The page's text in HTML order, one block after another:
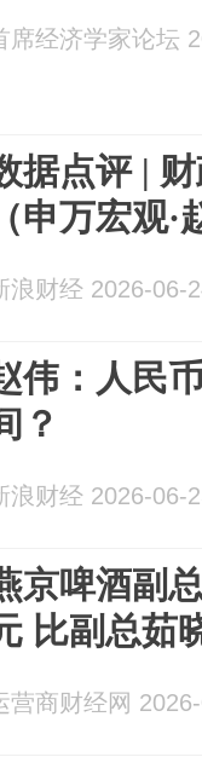
席经济学家论坛
点评 | 财政“蓄力”关键期
（申万宏观
浪财经 2026-06-
伟：人民
？
浪财经 2026-06-
京啤酒副
比副总茹
营商财经网